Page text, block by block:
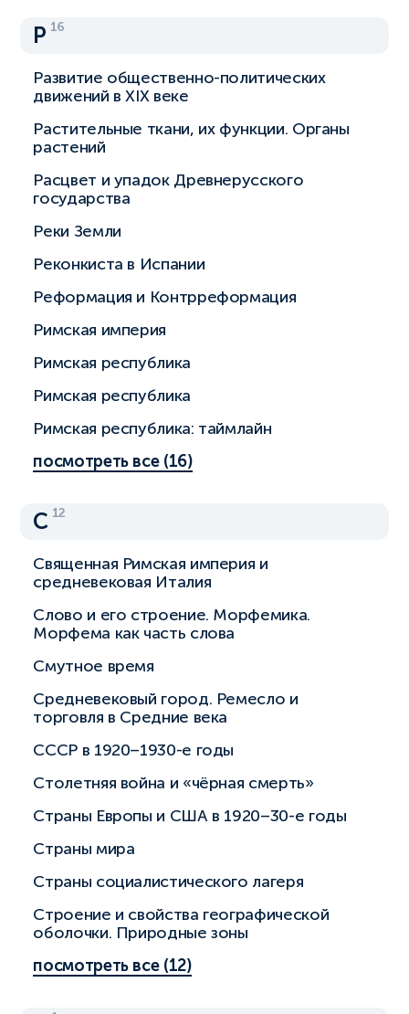
Р 16
Развитие общественно-политических
движений в XIX веке
Растительные ткани, их функции. Органы
растений
Расцвет и упадок Древнерусского
государства
Реки Земли
Реконкиста в Испании
Реформация и Контрреформация
Римская империя
Римская республика
Римская республика
Римская республика: таймлайн
посмотреть все (16)
С 12
Священная Римская империя и
средневековая Италия
Слово и его строение. Морфемика.
Морфема как часть слова
Смутное время
Средневековый город. Ремесло и
торговля в Средние века
СССР в 1920–1930-е годы
Столетняя война и «чёрная смерть»
Страны Европы и США в 1920–30-е годы
Страны мира
Страны социалистического лагеря
Строение и свойства географической
оболочки. Природные зоны
посмотреть все (12)